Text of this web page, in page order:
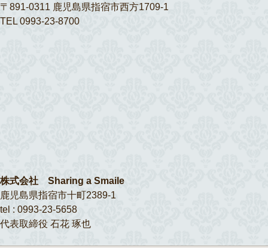
〒891-0311 鹿児島県指宿市西方1709-1
TEL 0993-23-8700
株式会社 Sharing a Smaile
鹿児島県指宿市十町2389-1
tel : 0993-23-5658
代表取締役 石花 琢也